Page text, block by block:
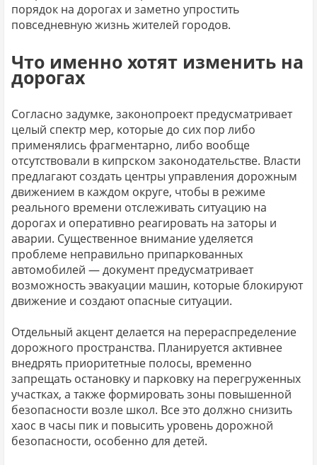
порядок на дорогах и заметно упростить
повседневную жизнь жителей городов.
Что именно хотят изменить на
дорогах
Согласно задумке, законопроект предусматривает
целый спектр мер, которые до сих пор либо
применялись фрагментарно, либо вообще
отсутствовали в кипрском законодательстве. Власти
предлагают создать центры управления дорожным
движением в каждом округе, чтобы в режиме
реального времени отслеживать ситуацию на
дорогах и оперативно реагировать на заторы и
аварии. Существенное внимание уделяется
проблеме неправильно припаркованных
автомобилей — документ предусматривает
возможность эвакуации машин, которые блокируют
движение и создают опасные ситуации.
Отдельный акцент делается на перераспределение
дорожного пространства. Планируется активнее
внедрять приоритетные полосы, временно
запрещать остановку и парковку на перегруженных
участках, а также формировать зоны повышенной
безопасности возле школ. Все это должно снизить
хаос в часы пик и повысить уровень дорожной
безопасности, особенно для детей.